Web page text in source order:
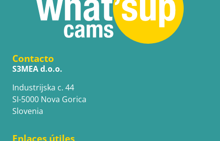
Contacto
S3MEA d.o.o.
Industrijska c. 44
SI-5000 Nova Gorica
Slovenia